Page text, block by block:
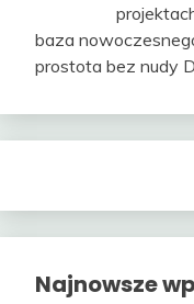
baza
prostota bez nudy
Najnowsze